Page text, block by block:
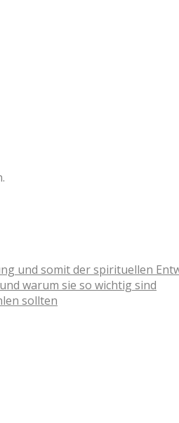
und somit der spirituellen
warum sie so wichtig sind
sollten